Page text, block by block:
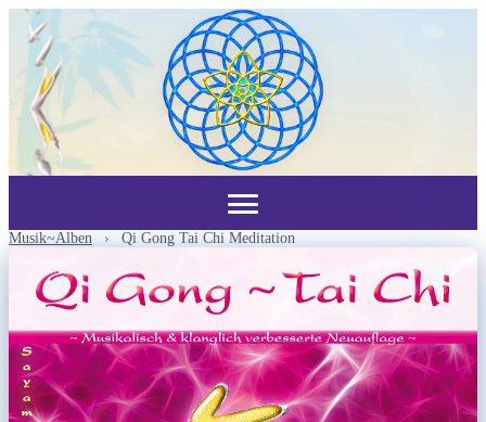
Musik~Alben › Qi Gong Tai Chi Meditation